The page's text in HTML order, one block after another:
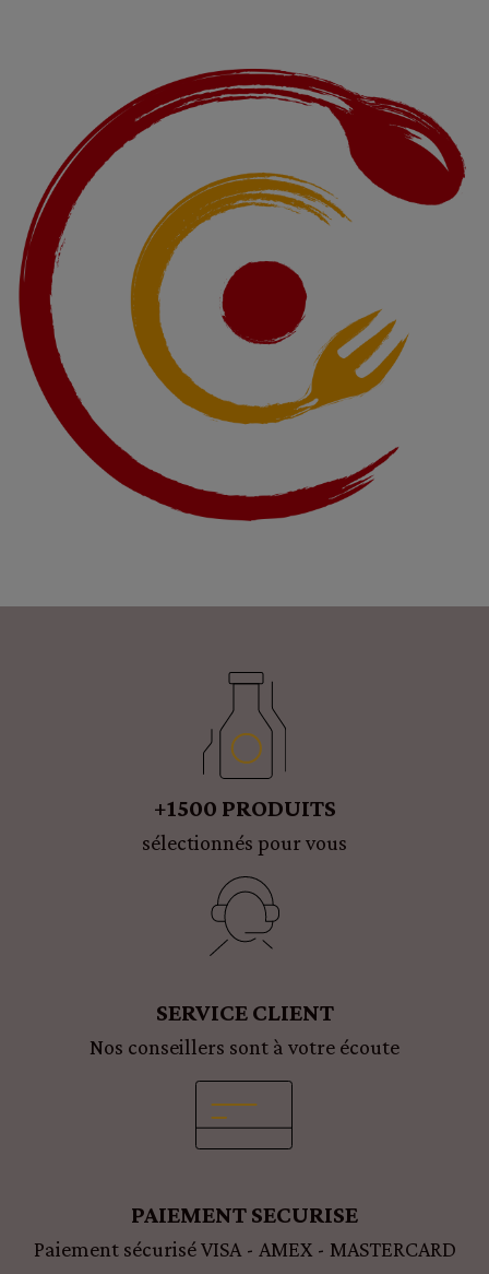
+1500 PRODUITS
sélectionnés pour vous
SERVICE CLIENT
Nos conseillers sont à votre écoute
PAIEMENT SECURISE
Paiement sécurisé VISA - AMEX - MASTERCARD